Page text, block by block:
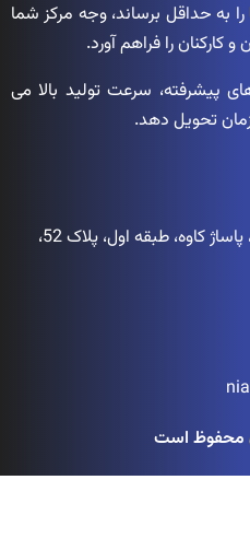
به حداقل برساند، وجه مرکز شما
کارکنان را فراهم آورد.
پیشرفته، سرعت تولید بالا می
تحویل دهد.
آدرس: قائمشهر، خیابان تهران، پاساژ کاوه، طبقه اول، پلاک 52،
محفوظ است